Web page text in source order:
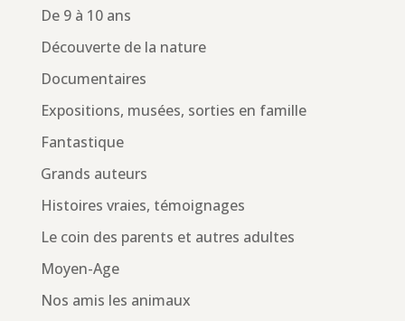
De 9 à 10 ans
Découverte de la nature
Documentaires
Expositions, musées, sorties en famille
Fantastique
Grands auteurs
Histoires vraies, témoignages
Le coin des parents et autres adultes
Moyen-Age
Nos amis les animaux